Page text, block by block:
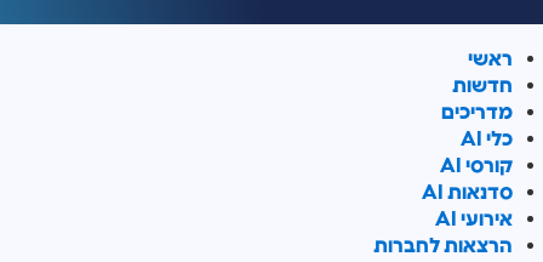
ראשי
חדשות
מדריכים
כלי AI
קורסי AI
סדנאות AI
אירועי AI
הרצאות לחברות